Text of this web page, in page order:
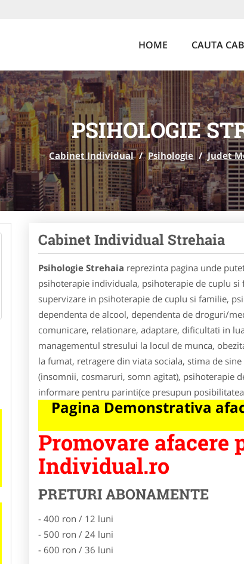
HOME CAUTA
PSIHOLOGIE
Cabinet Individual / Psihologie / Judet
Cabinet Individual Strehaia
Psihologie Strehaia reprezinta pagina unde
psihoterapie individuala, psihoterapie de cuplu
supervizare in psihoterapie de cuplu si familie,
dependenta de alcool, dependenta de droguri/
comunicare, relationare, adaptare, dificultati in
managementul stresului la locul de munca,
la fumat, retragere din viata sociala, stima de
(insomnii, cosmaruri, somn agitat), psihoterapie
informare pentru parinti(ce presupun
Pagina Demonstrativa
Promovare afacere
Individual.ro
PRETURI ABONAMENTE
- 400 ron / 12 luni
- 500 ron / 24 luni
- 600 ron / 36 luni